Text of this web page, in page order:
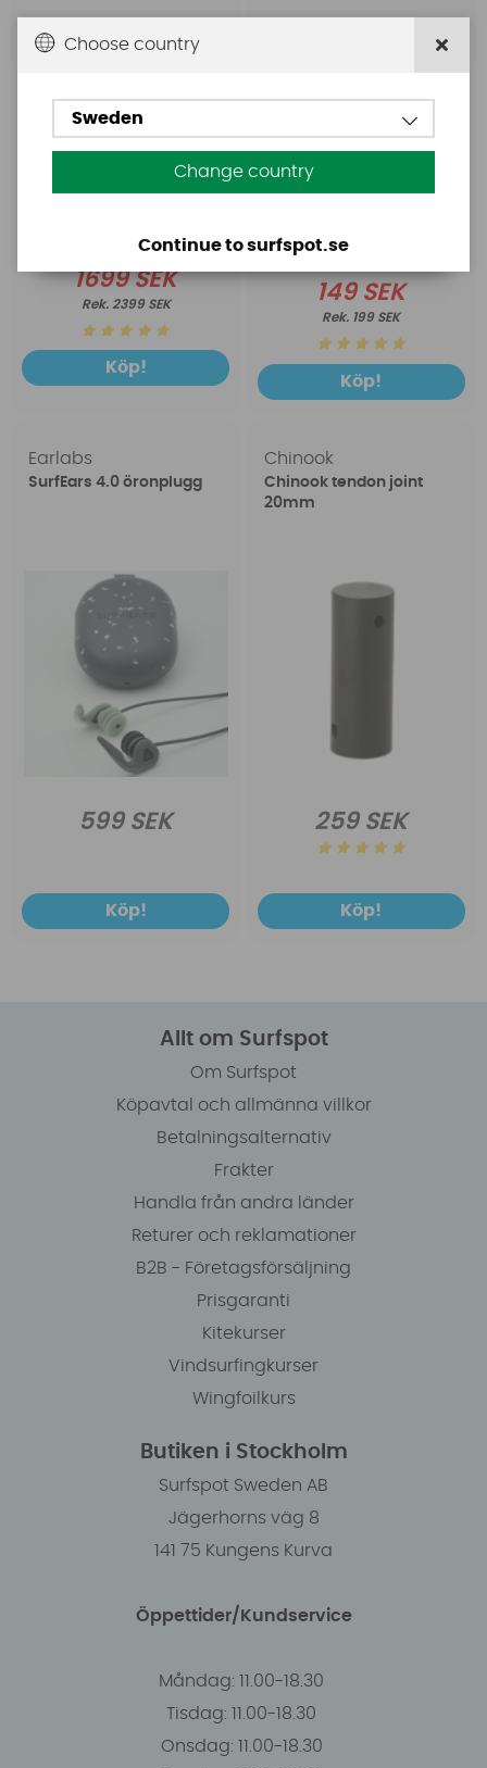
1699 SEK
2399 SEK
Köp!
149 SEK
199 SEK
Köp!
Earlabs
SurfEars 4.0 öronplugg
599 SEK
Köp!
Chinook
Chinook tendon joint
20mm
259 SEK
Köp!
Allt om Surfspot
Om Surfspot
Köpavtal och allmänna villkor
Betalningsalternativ
Frakter
Handla från andra länder
Returer och reklamationer
B2B - Företagsförsäljning
Prisgaranti
Kitekurser
Vindsurfingkurser
Wingfoilkurs
Butiken i Stockholm
Surfspot Sweden AB
Jägerhorns väg 8
141 75 Kungens Kurva
Öppettider/Kundservice
Måndag: 11.00-18.30
Tisdag: 11.00-18.30
Onsdag: 11.00-18.30
Choose country
Sweden
Change country
Continue to surfspot.se